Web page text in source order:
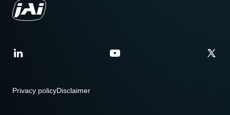
Privacy policyDisclaimer